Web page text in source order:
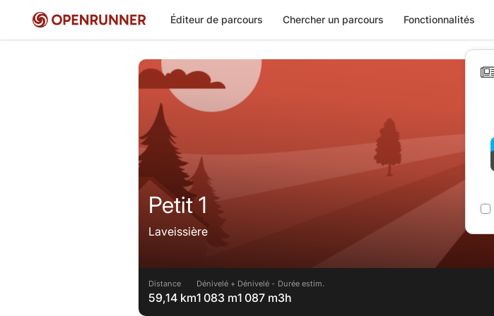
Éditeur de parcours Chercher un parcours Fonctionnalités
Petit 1
Laveissière
Distance
59,14 km
Dénivelé +
1 083 m
Dénivelé -
1 087 m
Durée estim.
3h